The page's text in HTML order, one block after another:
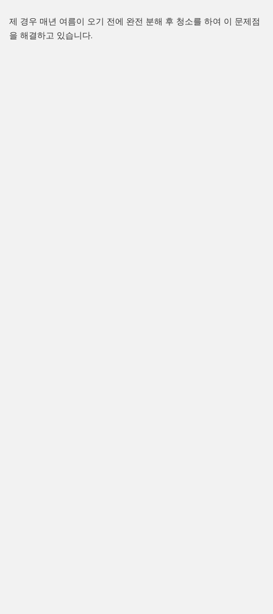
제 경우 매년 여름이 오기 전에 완전 분해 후 청소를 하여 이 문제점
을 해결하고 있습니다.